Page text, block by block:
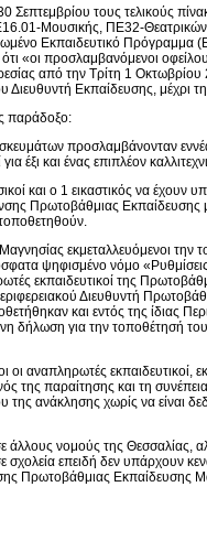
Σεπτεμβρίου τους τελικούς
Μουσικής, ΠΕ32-
Εκπαιδευτικό
«οι προσλαμβανόμενοι
από την Τρίτη 1
Εκπαίδευσης, μέχρι τη
παράδοξο:
προσλαμβάνονταν εννέα
έξι και ένας επιπλέον
και ο 1 εικαστικός να έχουν
Πρωτοβάθμιας
εκμεταλλευόμενοι την
ψηφισμένο νόμο
εκπαιδευτικοί της
Διευθυντή
και εντός της ίδιας
για την τοποθέτησή
αναπληρωτές εκπαιδευτικοί,
της παραίτησης και τη
ανάκλησης χωρίς να είναι
άλλους νομούς της Θεσσαλίας,
σχολεία επειδή δεν υπάρχουν
Πρωτοβάθμιας Εκπαίδευσης